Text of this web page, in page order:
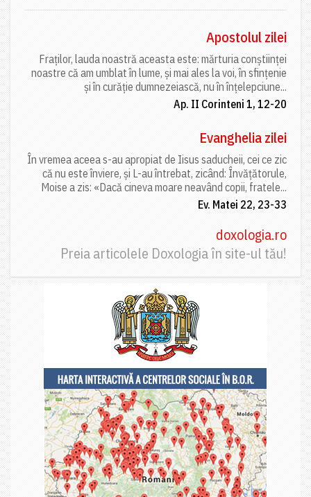
Apostolul zilei
Fraților, lauda noastră aceasta este: mărturia conștiinței
noastre că am umblat în lume, și mai ales la voi, în sfințenie
și în curăție dumnezeiască, nu în înțelepciune...
Ap. II Corinteni 1, 12-20
Evanghelia zilei
În vremea aceea s-au apropiat de Iisus saducheii, cei ce zic
că nu este înviere, și L-au întrebat, zicând: Învățătorule,
Moise a zis: «Dacă cineva moare neavând copii, fratele...
Ev. Matei 22, 23-33
doxologia.ro
Preia articolele Doxologia în site-ul tău!